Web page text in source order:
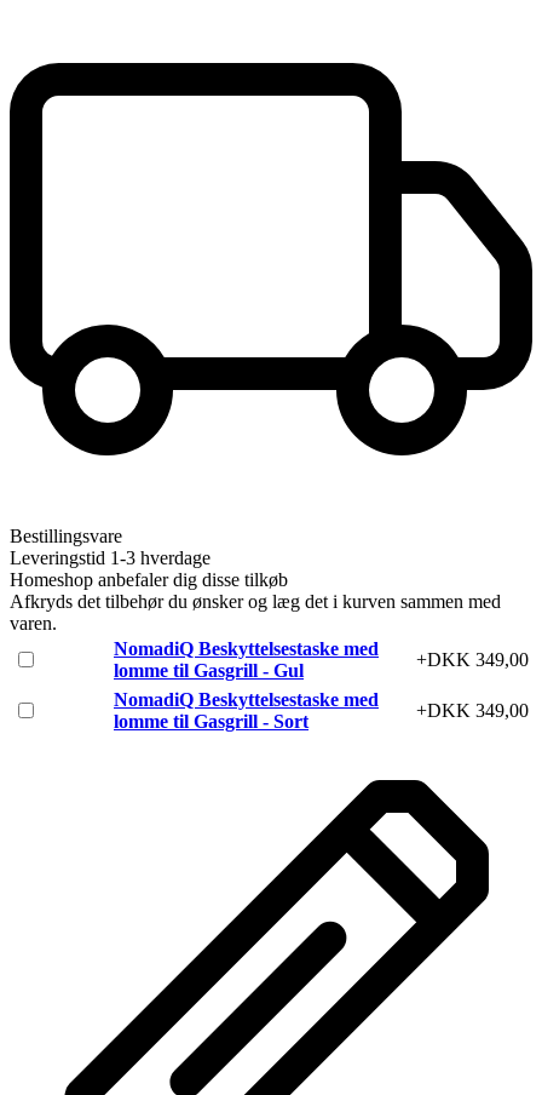
Bestillingsvare
Leveringstid 1-3 hverdage
Homeshop anbefaler dig disse tilkøb
Afkryds det tilbehør du ønsker og læg det i kurven sammen med
varen.
NomadiQ Beskyttelsestaske med
lomme til Gasgrill - Gul
+DKK 349,00
NomadiQ Beskyttelsestaske med
lomme til Gasgrill - Sort
+DKK 349,00